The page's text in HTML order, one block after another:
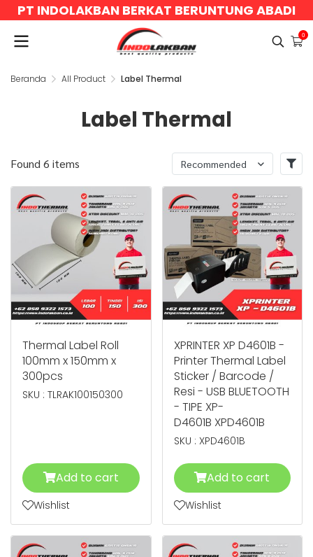
PT INDOLAKBAN BERKAT BERUNTUNG ABADI
0
Beranda All Product Label Thermal
Label Thermal
Found 6 items Recommended
Thermal Label Roll
100mm x 150mm x
300pcs
SKU : TLRAK100150300
Add to cart
Wishlist
XPRINTER XP D4601B -
Printer Thermal Label
Sticker / Barcode /
Resi - USB BLUETOOTH
- TIPE XP-
D4601B XPD4601B
SKU : XPD4601B
Add to cart
Wishlist